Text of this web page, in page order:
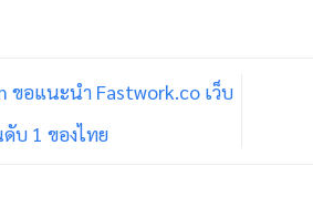
ขอแนะนำ Fastwork.co เว็บ
บ 1 ของไทย